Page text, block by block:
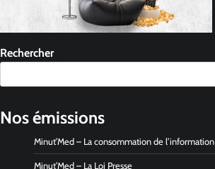
Rechercher
Nos émissions
Minut’Med – La consommation de l’information
Minut’Med – La Loi Presse